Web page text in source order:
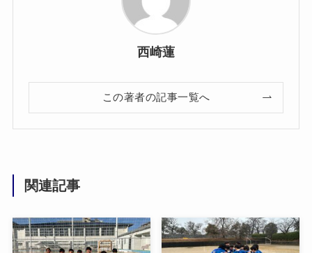
西崎蓮
この著者の記事一覧へ
関連記事